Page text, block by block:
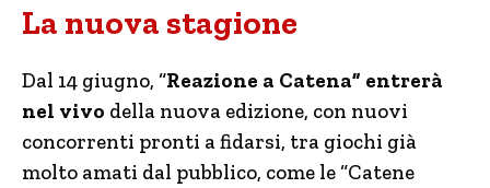
La nuova stagione
Dal 14 giugno, “Reazione a Catena” entrerà
nel vivo della nuova edizione, con nuovi
concorrenti pronti a fidarsi, tra giochi già
molto amati dal pubblico, come le “Catene